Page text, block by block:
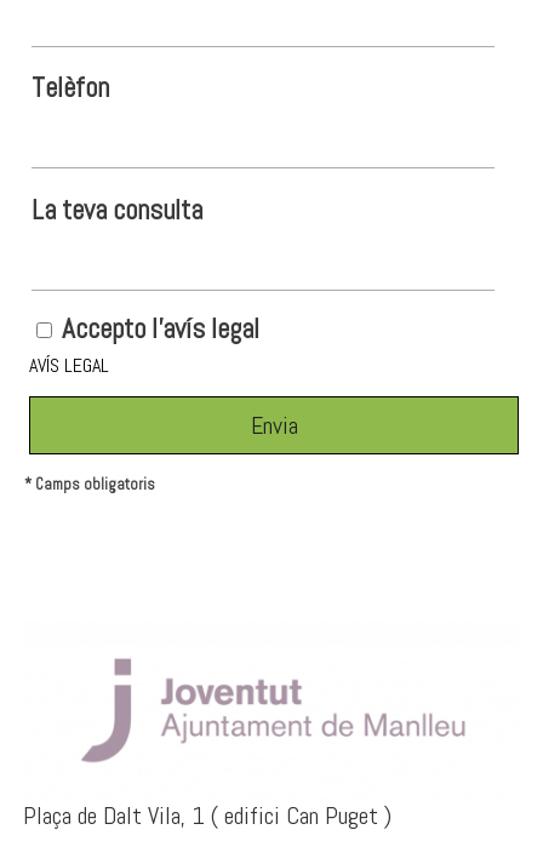
Telèfon
La teva consulta
Accepto l'avís legal
AVÍS LEGAL
* Camps obligatoris
Plaça de Dalt Vila, 1 ( edifici Can Puget )